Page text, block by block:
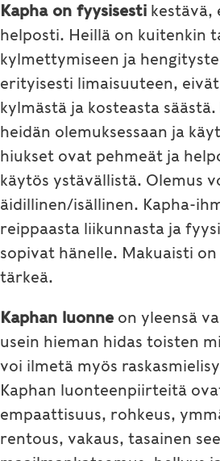
Kapha on fyysisesti kestävä,
helposti. Heillä on kuitenkin
kylmettymiseen ja
erityisesti limaisuuteen,
kylmästä ja kosteasta
heidän olemuksessaan ja
hiukset ovat pehmeät ja
käytös ystävällistä. Olemus
äidillinen/isällinen. Kapha-
reippaasta liikunnasta ja
sopivat hänelle. Makuaisti
tärkeä.
Kaphan luonne on yleensä
usein hieman hidas toisten
voi ilmetä myös
Kaphan luonteenpiirteitä
empaattisuus, rohkeus,
rentous, vakaus, tasainen